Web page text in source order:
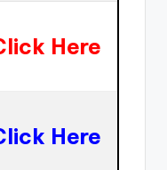
Here
Here